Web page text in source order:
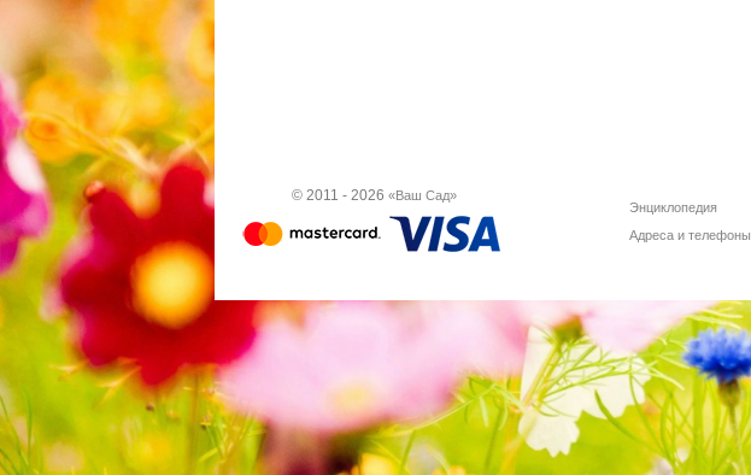
© 2011 - 2026 «Ваш Сад»
Энциклопедия
Адреса и телефоны